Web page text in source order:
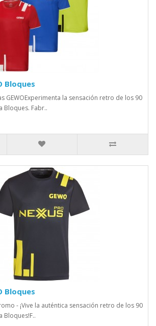
Bloques
GEWOExperimenta la sensación retro de los 90
Bloques. Fabr..
Bloques
- ¡Vive la auténtica sensación retro de los 90
Bloques!F..